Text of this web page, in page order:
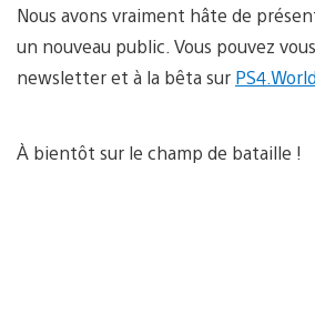
Nous avons vraiment hâte de
un nouveau public. Vous pouvez
newsletter et à la bêta sur
À bientôt sur le champ de bataille !